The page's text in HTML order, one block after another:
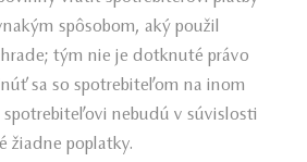
spôsobom, aký použil
tým nie je dotknuté právo
sa so spotrebiteľom na inom
spotrebiteľovi nebudú v súvislosti
žiadne poplatky.